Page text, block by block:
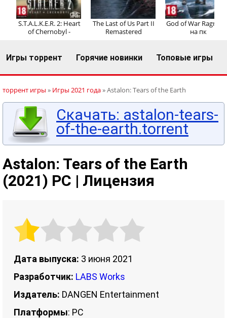
S.T.A.L.K.E.R. 2: Heart
of Chernobyl -
The Last of Us Part II
Remastered
God of War
на пк
Игры торрент Горячие новинки Топовые игры
торрент игры » Игры 2021 года» Astalon: Tears of the Earth
Скачать: astalon-tears-
of-the-earth.torrent
Astalon: Tears of the Earth
(2021) PC | Лицензия
Дата выпуска: 3 июня 2021
Разработчик: LABS Works
Издатель: DANGEN Entertainment
Платформы: PC